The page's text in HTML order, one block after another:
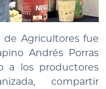
de Agricultores fue
Andrés Porras
a los productores
compartir